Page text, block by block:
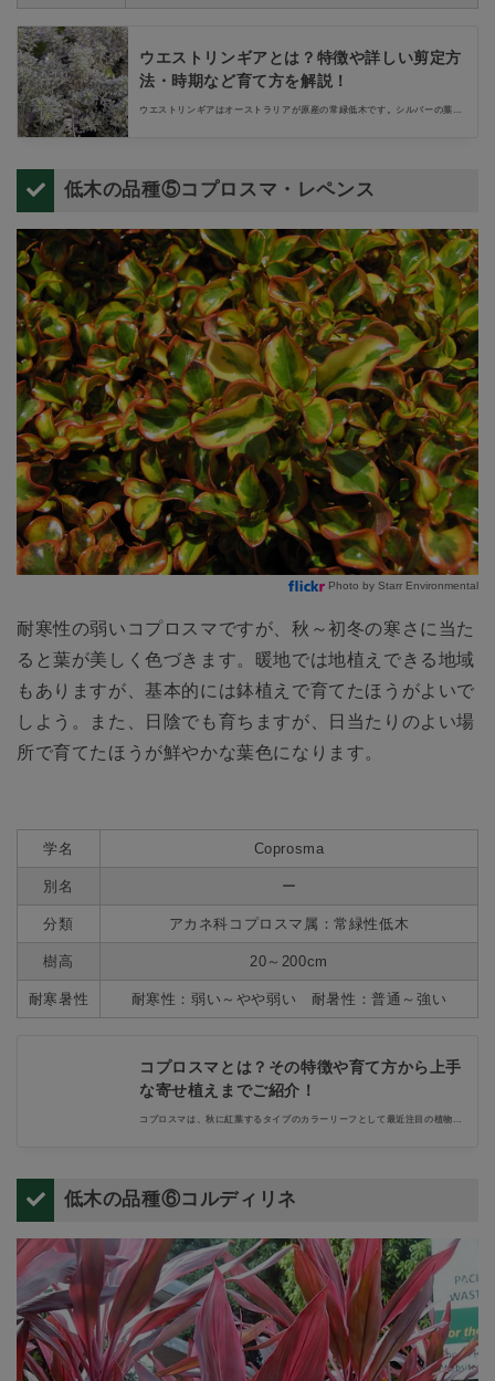
ウエストリンギアとは？特徴や詳しい剪定方
法・時期など育て方を解説！
ウエストリンギアはオーストラリアが原産の常緑低木です。シルバーの葉や
低木の品種⑤コプロスマ・レペンス
Photo by Starr Environmental
耐寒性の弱いコプロスマですが、秋～初冬の寒さに当た
ると葉が美しく色づきます。暖地では地植えできる地域
もありますが、基本的には鉢植えで育てたほうがよいで
しよう。また、日陰でも育ちますが、日当たりのよい場
所で育てたほうが鮮やかな葉色になります。
学名 Coprosma
別名 ー
分類 アカネ科コプロスマ属：常緑性低木
樹高 20～200cm
耐寒暑性 耐寒性：弱い～やや弱い 耐暑性：普通～強い
コプロスマとは？その特徴や育て方から上手
な寄せ植えまでご紹介！
コプロスマは、秋に紅葉するタイプのカラーリーフとして最近注目の植物で
低木の品種⑥コルディリネ